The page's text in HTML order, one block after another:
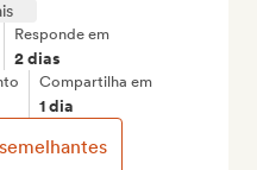
Responde em
2 dias
Compartilha em
1 dia